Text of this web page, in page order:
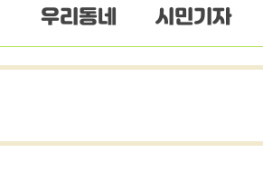
우리동네 시민기자